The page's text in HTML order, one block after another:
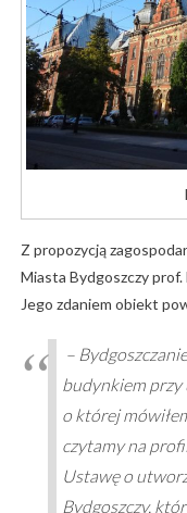
Z propozycją
Miasta Bydgoszczy
Jego zdaniem obiekt
–
budynkiem przy
o której
czytamy na
Ustawę o
Bydgoszczy,